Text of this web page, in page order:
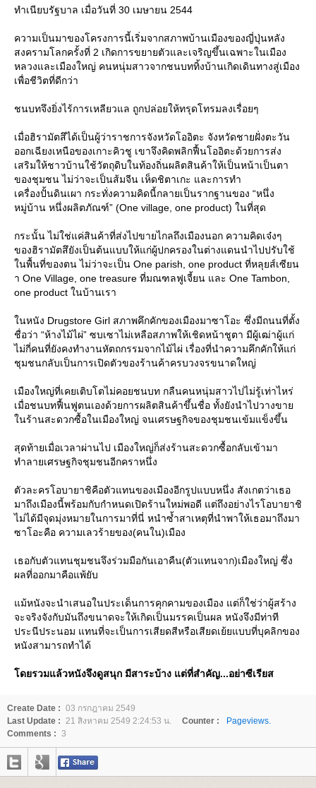
ทำเนียบรัฐบาล เมื่อวันที่ 30 เมษายน 2544
ความเป็นมาของโครงการนี้เริ่มจากสภาพบ้านเมืองของญี่ปุ่นหลัง
สงครามโลกครั้งที่ 2 เกิดการขยายตัวและเจริญขึ้นเฉพาะในเมือง
หลวงและเมืองใหญ่ คนหนุ่มสาวจากชนบททิ้งบ้านเกิดเดินทางสู่เมือง
เพื่อชีวิตที่ดีกว่า
ชนบทจึงยิ่งไร้การเหลียวแล ถูกปล่อยให้ทรุดโทรมลงเรื่อยๆ
เมื่อฮิรามัตสึได้เป็นผู้ว่าราชการจังหวัดโออิตะ จังหวัดชายฝั่งตะวัน
ออกเฉียงเหนือของเกาะคิวชู เขาจึงคิดพลิกฟื้นโออิตะด้วยการส่ง
เสริมให้ชาวบ้านใช้วัตถุดิบในท้องถิ่นผลิตสินค้าให้เป็นหน้าเป็นตา
ของชุมชน ไม่ว่าจะเป็นส้มจีน เห็ดชิตาเกะ และการทำ
เครื่องปั้นดินเผา กระทั่งความคิดนี้กลายเป็นรากฐานของ “หนึ่ง
หมู่บ้าน หนึ่งผลิตภัณฑ์” (One village, one product) ในที่สุด
กระนั้น ไม่ใช่แค่สินค้าที่ส่งไปขายไกลถึงเมืองนอก ความคิดเจ๋งๆ
ของฮิรามัตสึยังเป็นต้นแบบให้แก่ผู้ปกครองในต่างแดนนำไปปรับใช้
นพื้นที่ของตน ไม่ว่าจะเป็น One parish, one product ที่หลุยส์เซียน
า One Village, one treasure ที่มณฑลฟูเจี้ยน และ One Tambon,
one product ในบ้านเรา
นหนัง Drugstore Girl สภาพคึกคักของเมืองมาซาโอะ ซึ่งมีถนนที่ตั้ง
ชื่อว่า “ห้างไม้ไผ่” ซบเซาไม่เหลือสภาพให้เชิดหน้าชูตา มีผู้เฒ่าผู้แก่
ไม่กี่คนที่ยังคงทำงานหัตถกรรมจากไม้ไผ่ เรื่องที่นำความคึกคักให้แก่
ชุมชนกลับเป็นการเปิดตัวของร้านค้าครบวงจรขนาดใหญ่
เมืองใหญ่ที่เคยเติบโตไม่คอยชนบท กลืนคนหนุ่มสาวไปไม่รู้เท่าไหร่
เมื่อชนบทฟื้นฟูตนเองด้วยการผลิตสินค้าขึ้นชื่อ ทั้งยังนำไปวางขา
นร้านสะดวกซื้อในเมืองใหญ่ จนเศรษฐกิจของชุมชนเข้มแข็งขึ้น
สุดท้ายเมื่อเวลาผ่านไป เมืองใหญ่ก็ส่งร้านสะดวกซื้อกลับเข้ามา
ทำลายเศรษฐกิจชุมชนอีกคราหนึ่ง
ตัวละครโอบายาชิคือตัวแทนของเมืองอีกรูปแบบหนึ่ง สังเกตว่าเธอ
มาถึงเมืองนี้พร้อมกับกำหนดเปิดร้านใหม่พอดี แต่ถึงอย่างไรโอบายาชิ
ไม่ได้มีจุดมุ่งหมายในการมาที่นี่ หนำซ้ำสาเหตุที่นำพาให้เธอมาถึงมา
ซาโอะคือ ความเลวร้ายของ(คนใน)เมือง
เธอกับตัวแทนชุมชนจึงร่วมมือกันเอาคืน(ตัวแทนจาก)เมืองใหญ่ ซึ่ง
ผลที่ออกมาคือแพ้ยับ
ม้หนังจะนำเสนอในประเด็นการคุกคามของเมือง แต่ก็ใช่ว่าผู้สร้าง
จะจริงจังกับมันถึงขนาดจะให้เกิดเป็นมรรคเป็นผล หนังจึงมีท่าที
ประนีประนอม แทนที่จะเป็นการเสียดสีหรือเสียดเย้ยแบบที่บุคลิกของ
หนังสามารถทำได้
ดยรวมแล้วหนังจึงดูสนุก มีสาระบ้าง แต่ที่สำคัญ...อย่าซีเรียส
Create Date : 03 กรกฎาคม 2549
Last Update : 21 สิงหาคม 2549 2:24:53 น. Counter :
Pageviews.
Comments : 3